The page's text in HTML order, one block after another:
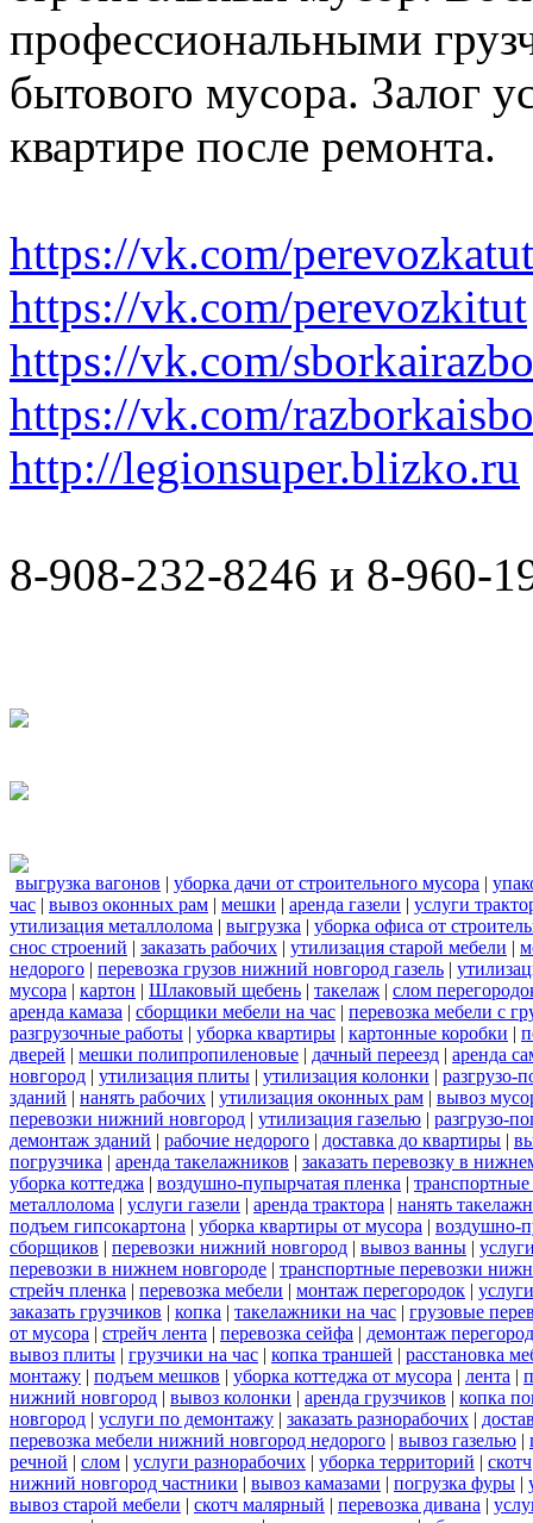
профессиональными
бытового мусора. Залог
квартире после ремонта.
https://vk.com/perevozkatut
https://vk.com/perevozkitut
https://vk.com/
https://vk.com/
http://legionsuper.blizko.ru
8-908-232-8246 и 8-960-
выгрузка вагонов | уборка дачи от строительного мусора |
час | вывоз оконных рам | мешки | аренда газели | услуги
утилизация металлолома | выгрузка | уборка офиса от
снос строений | заказать рабочих | утилизация старой мебели |
недорого | перевозка грузов нижний новгород газель |
мусора | картон | Шлаковый щебень | такелаж | слом
аренда камаза | сборщики мебели на час | перевозка мебели с
разгрузочные работы | уборка квартиры | картонные коробки |
дверей | мешки полипропиленовые | дачный переезд | аренда
новгород | утилизация плиты | утилизация колонки | разгрузо-
зданий | нанять рабочих | утилизация оконных рам | вывоз
перевозки нижний новгород | утилизация газелью | разгрузо-
демонтаж зданий | рабочие недорого | доставка до квартиры |
погрузчика | аренда такелажников | заказать перевозку в
уборка коттеджа | воздушно-пупырчатая пленка | транспортные
металлолома | услуги газели | аренда трактора | нанять
подъем гипсокартона | уборка квартиры от мусора | воздушно-
сборщиков | перевозки нижний новгород | вывоз ванны |
перевозки в нижнем новгороде | транспортные перевозки
стрейч пленка | перевозка мебели | монтаж перегородок |
заказать грузчиков | копка | такелажники на час | грузовые
от мусора | стрейч лента | перевозка сейфа | демонтаж
вывоз плиты | грузчики на час | копка траншей | расстановка
монтажу | подъем мешков | уборка коттеджа от мусора | лента |
нижний новгород | вывоз колонки | аренда грузчиков | копка
новгород | услуги по демонтажу | заказать разнорабочих |
перевозка мебели нижний новгород недорого | вывоз газелью |
речной | слом | услуги разнорабочих | уборка территорий | скотч
нижний новгород частники | вывоз камазами | погрузка фуры |
вывоз старой мебели | скотч малярный | перевозка дивана |